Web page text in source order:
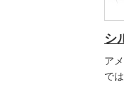
シ
ア
で